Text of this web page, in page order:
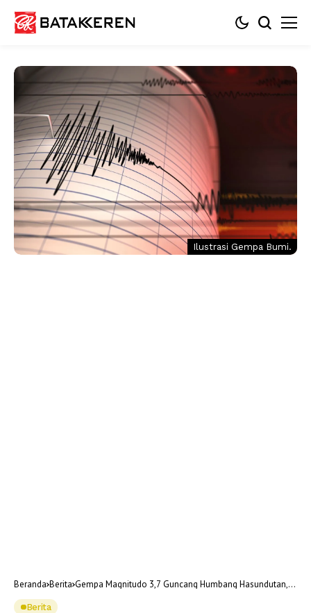
Ilustrasi Gempa Bumi.
Beranda Berita Gempa Magnitudo 3,7 Guncang Humbang Hasundutan,
Berita